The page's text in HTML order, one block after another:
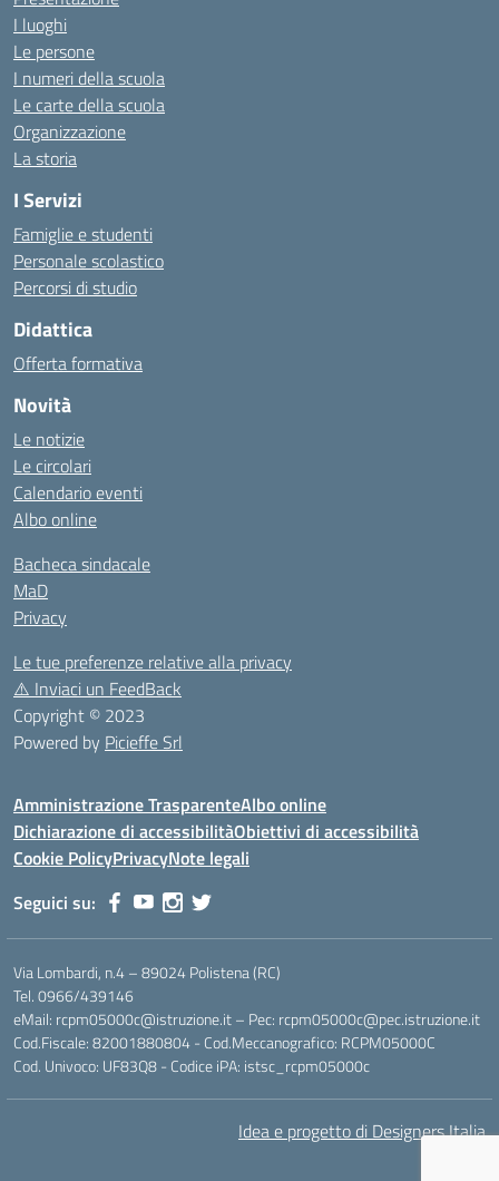
I luoghi
Le persone
I numeri della scuola
Le carte della scuola
Organizzazione
La storia
I Servizi
Famiglie e studenti
Personale scolastico
Percorsi di studio
Didattica
Offerta formativa
Novità
Le notizie
Le circolari
Calendario eventi
Albo online
Bacheca sindacale
MaD
Privacy
Le tue preferenze relative alla privacy
⚠️ Inviaci un FeedBack
Copyright © 2023
Powered by Picieffe Srl
Amministrazione TrasparenteAlbo online
Dichiarazione di accessibilitàObiettivi di accessibilità
Cookie PolicyPrivacyNote legali
Seguici su:
Via Lombardi, n.4 – 89024 Polistena (RC)
Tel. 0966/439146
eMail: rcpm05000c@istruzione.it – Pec: rcpm05000c@pec.istruzione.it
Cod.Fiscale: 82001880804 - Cod.Meccanografico: RCPM05000C
Cod. Univoco: UF83Q8 - Codice iPA: istsc_rcpm05000c
Idea e progetto di Designers Italia